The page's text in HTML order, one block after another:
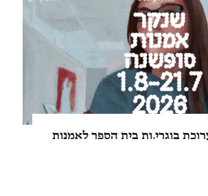
2026: תערוכת בוגרי.ות בית הספר לאמנות